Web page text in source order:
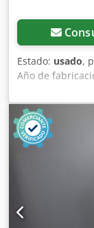
Estado: usado,
Año de
MATRÍCULA:
VOLCADO
AÑO: 03/2012
ENTRE EJES:
Italia
kg a plena
MODELO DE
CARGA ÚTIL
m
NEUMÁTICOS: